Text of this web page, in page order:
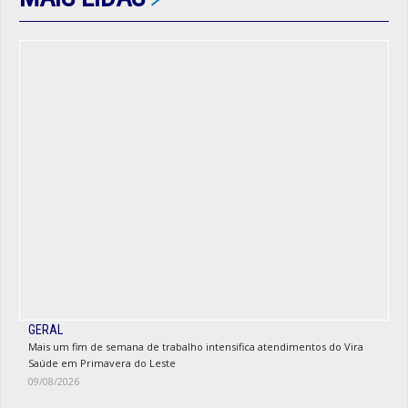
GERAL
Mais um fim de semana de trabalho intensifica atendimentos do Vira
Saúde em Primavera do Leste
09/08/2026